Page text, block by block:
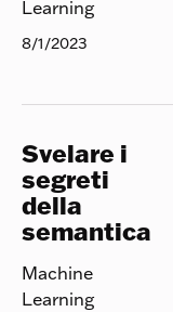
Learning
8/1/2023
Svelare i
segreti
della
semantica
Machine
Learning